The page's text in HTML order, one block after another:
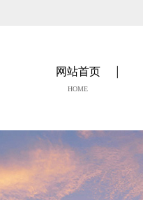
网站首页
HOME